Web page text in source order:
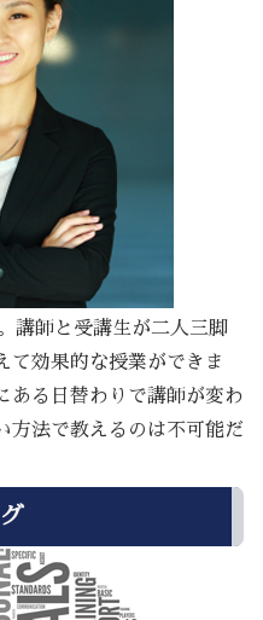
講師と受講生が二人三脚
て効果的な授業ができま
ある日替わりで講師が変わ
方法で教えるのは不可能だ